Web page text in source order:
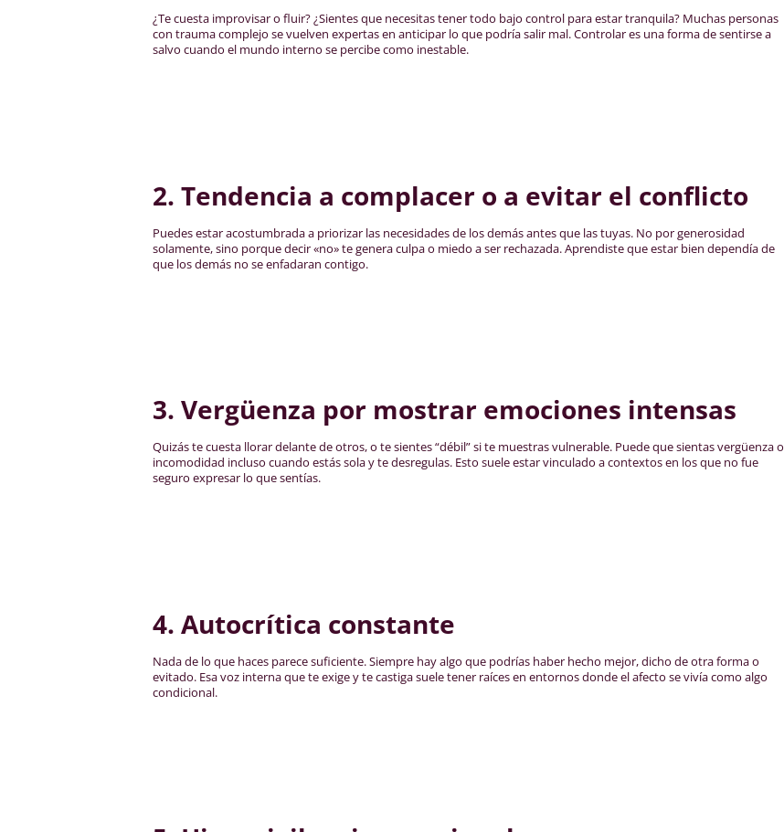
¿Te cuesta improvisar o fluir? ¿Sientes que necesitas tener todo bajo control para estar tranquila? Muchas personas
con trauma complejo se vuelven expertas en anticipar lo que podría salir mal. Controlar es una forma de sentirse a
salvo cuando el mundo interno se percibe como inestable.
2. Tendencia a complacer o a evitar el conflicto
Puedes estar acostumbrada a priorizar las necesidades de los demás antes que las tuyas. No por generosidad
solamente, sino porque decir «no» te genera culpa o miedo a ser rechazada. Aprendiste que estar bien dependía de
que los demás no se enfadaran contigo.
3. Vergüenza por mostrar emociones intensas
Quizás te cuesta llorar delante de otros, o te sientes “débil” si te muestras vulnerable. Puede que sientas vergüenza o
incomodidad incluso cuando estás sola y te desregulas. Esto suele estar vinculado a contextos en los que no fue
seguro expresar lo que sentías.
4. Autocrítica constante
Nada de lo que haces parece suficiente. Siempre hay algo que podrías haber hecho mejor, dicho de otra forma o
evitado. Esa voz interna que te exige y te castiga suele tener raíces en entornos donde el afecto se vivía como algo
condicional.